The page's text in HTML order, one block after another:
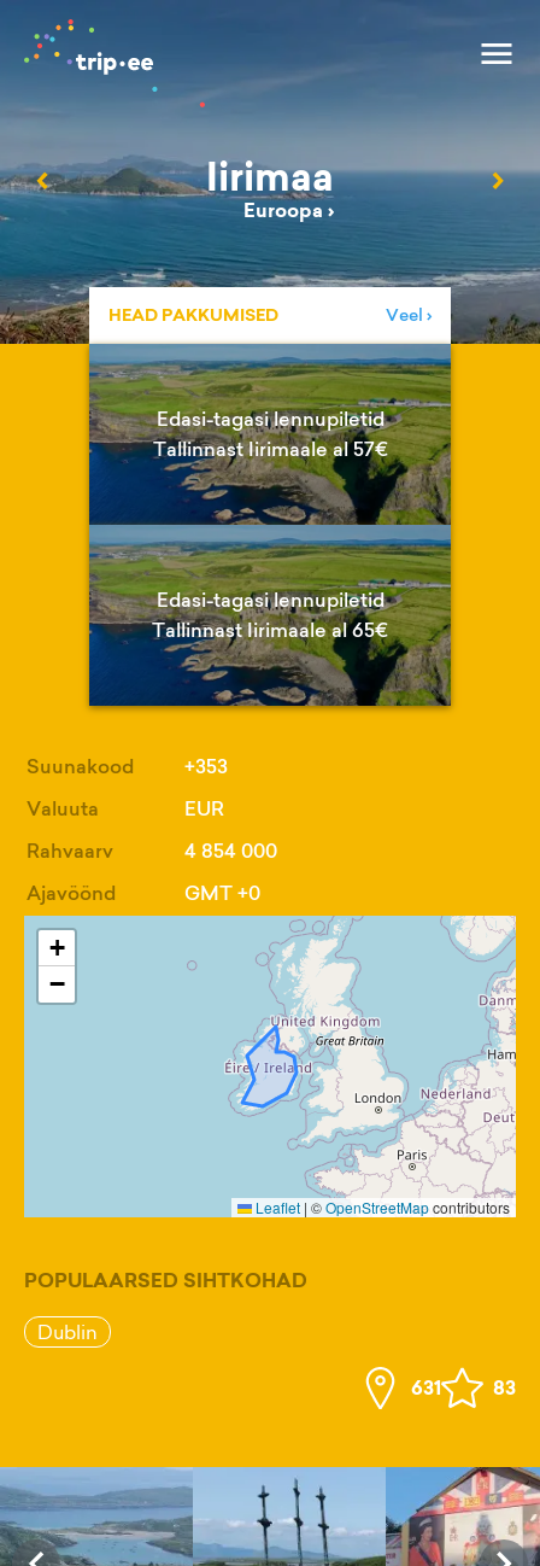
‹ Iirimaa
Euroopa ›
›
HEAD PAKKUMISED Veel ›
Edasi-tagasi lennupiletid
Tallinnast Iirimaale al 57€
Edasi-tagasi lennupiletid
Tallinnast Iirimaale al 65€
Suunakood
+353
Valuuta
EUR
Rahvaarv
4 854 000
Ajavöönd
GMT +0
+
−
Leaflet | ©OpenStreetMapcontributors
POPULAARSED SIHTKOHAD
Dublin
631 83